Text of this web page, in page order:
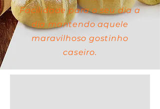
Facilidade para o seu dia a
dia mantendo aquele
maravilhoso gostinho
caseiro.